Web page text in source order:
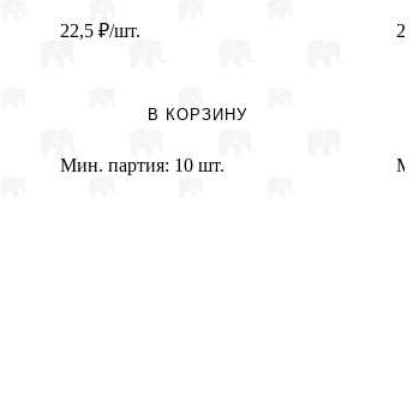
22,5 ₽/шт.
В КОРЗИНУ
Мин. партия: 10 шт.
28